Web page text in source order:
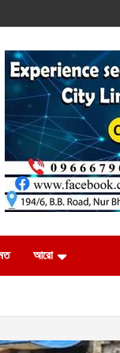
আরো